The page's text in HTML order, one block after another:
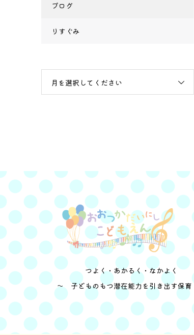
ブログ
りすぐみ
月を選択してください
つよく・あかるく・なかよく
～ 子どものもつ潜在能力を引き出す保